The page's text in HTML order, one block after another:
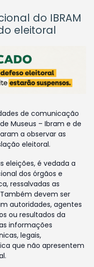
do IBRAM
eleitoral
de comunicação
Museus – Ibram e de
a observar as
eleitoral.
eleições, é vedada a
dos órgãos e
ressalvadas as
devem ser
autoridades, agentes
ou resultados da
informações
legais,
que não apresentem